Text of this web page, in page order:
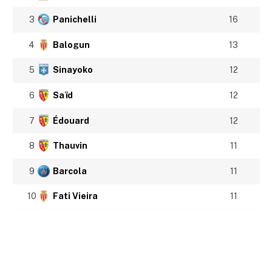
3 Panichelli 16
4 Balogun 13
5 Sinayoko 12
6 Saïd 12
7 Édouard 12
8 Thauvin 11
9 Barcola 11
10 Fati Vieira 11